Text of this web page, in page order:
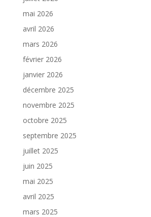
mai 2026
avril 2026
mars 2026
février 2026
janvier 2026
décembre 2025
novembre 2025
octobre 2025
septembre 2025
juillet 2025
juin 2025
mai 2025
avril 2025
mars 2025